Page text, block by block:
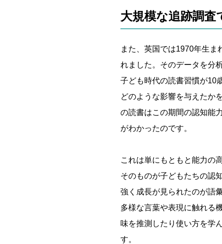
大規模な追跡調査
また、英国では1970年生ま
れました。そのデータを分
子ども時代の読書習慣が10
どのような影響を与えたか
の読書はこの期間の認知能
がわかったのです。
これは単にもともと能力の
そのものが子どもたちの認
強く成長が見られたのが語
多様な言葉や表現に触れる
味を推測したり使い方を学
す。